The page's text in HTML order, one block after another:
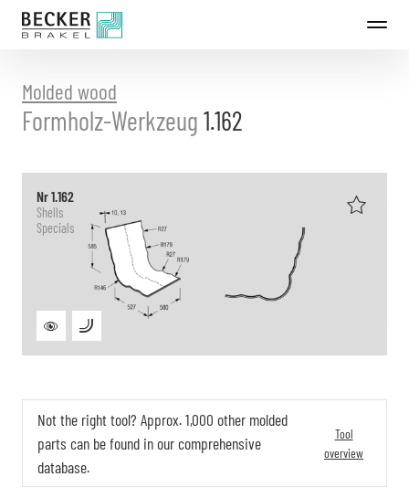
Directly
contentMolded wood
Formholz-Werkzeug 1.162
Nr 1.162
Shells
Specials
Not the right tool? Approx. 1,000 other molded
parts can be found in our comprehensive
database.
Tool
overview